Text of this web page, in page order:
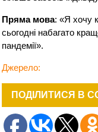
Пряма мова: «Я хочу
сьогодні набагато
пандемії».
Джерело:
ПОДІЛИТИСЯ В